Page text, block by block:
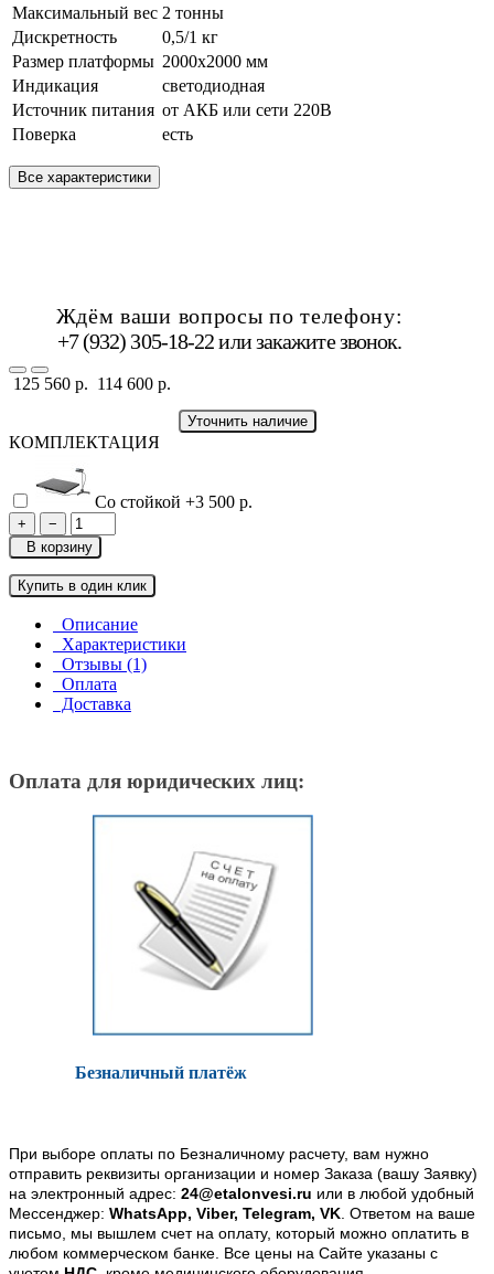
Максимальный вес 2 тонны
Дискретность
0,5/1 кг
Размер платформы 2000х2000 мм
Индикация
светодиодная
Источник питания от АКБ или сети 220В
Поверка
есть
Все характеристики
Ждём ваши вопросы по телефону:
+7 (932) 305-18-22 илизакажите звонок.
125 560 р. 114 600 р.
Уточнить наличие
КОМПЛЕКТАЦИЯ
Со стойкой +3 500 р.
+
−
В корзину
Купить в один клик
Описание
Характеристики
Отзывы (1)
Оплата
Доставка
Оплата для юридических лиц:
Безналичный платёж
При выборе оплаты по Безналичному расчету, вам нужно
отправить реквизиты организации и номер Заказа (вашу Заявку)
на электронный адрес: 24@etalonvesi.ru или в любой удобный
Мессенджер: WhatsApp, Viber, Telegram, VK. Ответом на ваше
письмо, мы вышлем счет на оплату, который можно оплатить в
любом коммерческом банке. Все цены на Сайте указаны с